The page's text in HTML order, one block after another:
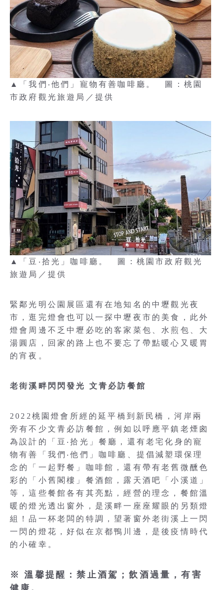
▲「我們‧他們」寵物有善咖啡廳。 圖：桃園
市政府觀光旅遊局／提供
▲「豆‧拾光」咖啡廳。 圖：桃園市政府觀光
旅遊局／提供
緊鄰光明公園展區還有在地知名的中壢觀光夜
市，逛完燈會也可以一探中壢夜市的美食，此外
燈會周邊不乏中壢必吃的客家菜包、水煎包、大
湯圓店，回家的路上也不要忘了帶點暖心又暖胃
的宵夜。
老街溪畔閃閃發光 文青必訪餐館
2022桃園燈會所經的延平橋到新民橋，河岸兩
旁有不少文青必訪餐館，例如以呼應平鎮老煙囪
為設計的「豆‧拾光」餐廳，還有老宅化身的寵
物有善「我們‧他們」咖啡廳、提倡減塑環保理
念的「一起野餐」咖啡館，還有帶有老舊微醺色
彩的「小舊閣樓」餐酒館，露天酒吧「小溪道」
等，這些餐館各有其亮點，經營的理念，餐館溫
暖的燈光透出窗外，是溪畔一座座耀眼的另類燈
組！品一杯老闆的特調，望著窗外老街溪上一閃
一閃的燈花，好似在京都鴨川邊，是後疫情時代
的小確幸。
※ 溫馨提醒：禁止酒駕；飲酒過量，有害
健康。